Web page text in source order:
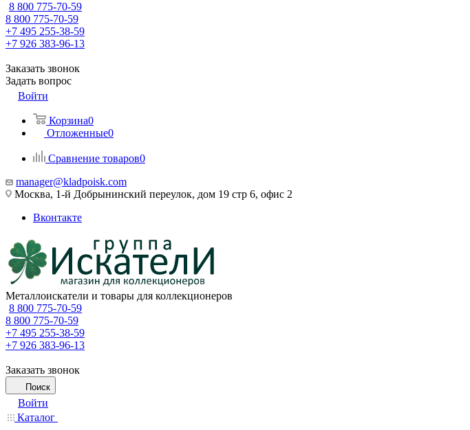
8 800 775-70-59
8 800 775-70-59
+7 495 255-38-59
+7 926 383-96-13
Заказать звонок
Задать вопрос
Войти
Корзина0
Отложенные0
Сравнение товаров0
manager@kladpoisk.com
Москва, 1-й Добрынинский переулок, дом 19 стр 6, офис 2
Вконтакте
Металлоискатели и товары для коллекционеров
8 800 775-70-59
8 800 775-70-59
+7 495 255-38-59
+7 926 383-96-13
Заказать звонок
Поиск
Войти
Каталог